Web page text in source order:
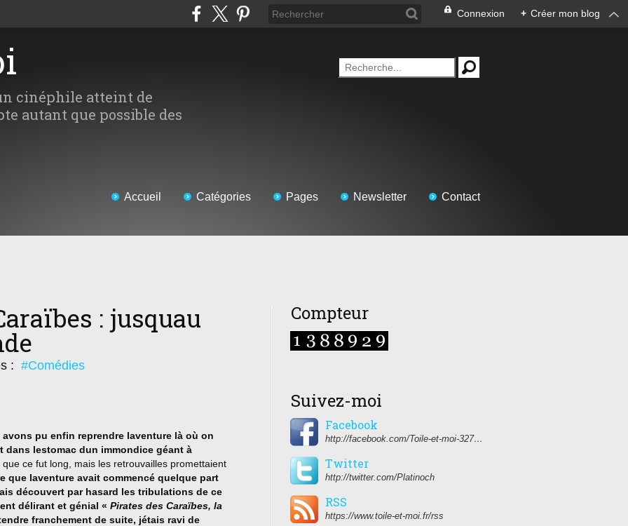
Connexion + Créer mon blog
cinéphile atteint de
autant que possible des
Accueil Catégories Pages Newsletter Contact
: jusquau
: #Comédies
pu enfin reprendre laventure là où on
dans lestomac dun immondice géant à
que ce fut long, mais les retrouvailles promettaient
que laventure avait commencé quelque part
découvert par hasard les tribulations de ce
délirant et génial « Pirates des Caraïbes, la
franchement de suite, jétais ravi de
Compteur
Suivez-moi
Facebook
http://facebook.com/Toile-et-moi-327459350627274/
Twitter
http://twitter.com/Platinoch
RSS
https://www.toile-et-moi.fr/rss